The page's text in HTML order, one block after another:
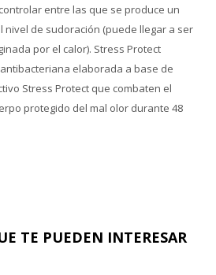
entre las que se produce un
nivel de sudoración (puede llegar a ser
por el calor). Stress Protect
elaborada a base de
Stress Protect que combaten el
protegido del mal olor durante 48
TE PUEDEN INTERESAR